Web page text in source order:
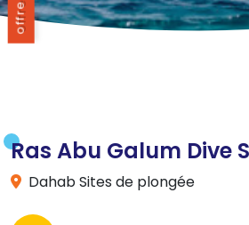
Ras Abu Galum Dive
Dahab Sites de plongée